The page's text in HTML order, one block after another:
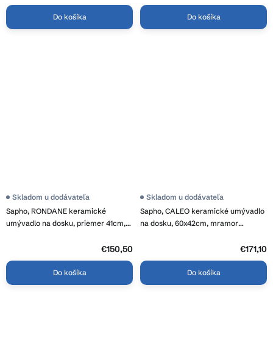
Do košíka Do košíka
Sapho, RONDANE keramické
umývadlo na dosku, priemer 41cm,
Skladom u dodávateľa
€150,50
Do košíka
Sapho, CALEO keramické umývadlo
na dosku, 60x42cm, mramor
Skladom u dodávateľa
€171,10
Do košíka